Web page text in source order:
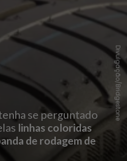
se perguntado
linhas coloridas
de rodagem de
Divulgação/Bridgestone